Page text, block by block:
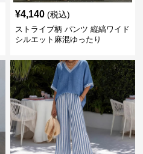
¥4,140 (税込)
ストライブ柄 パンツ 縦縞ワイド
シルエット麻混ゆったり